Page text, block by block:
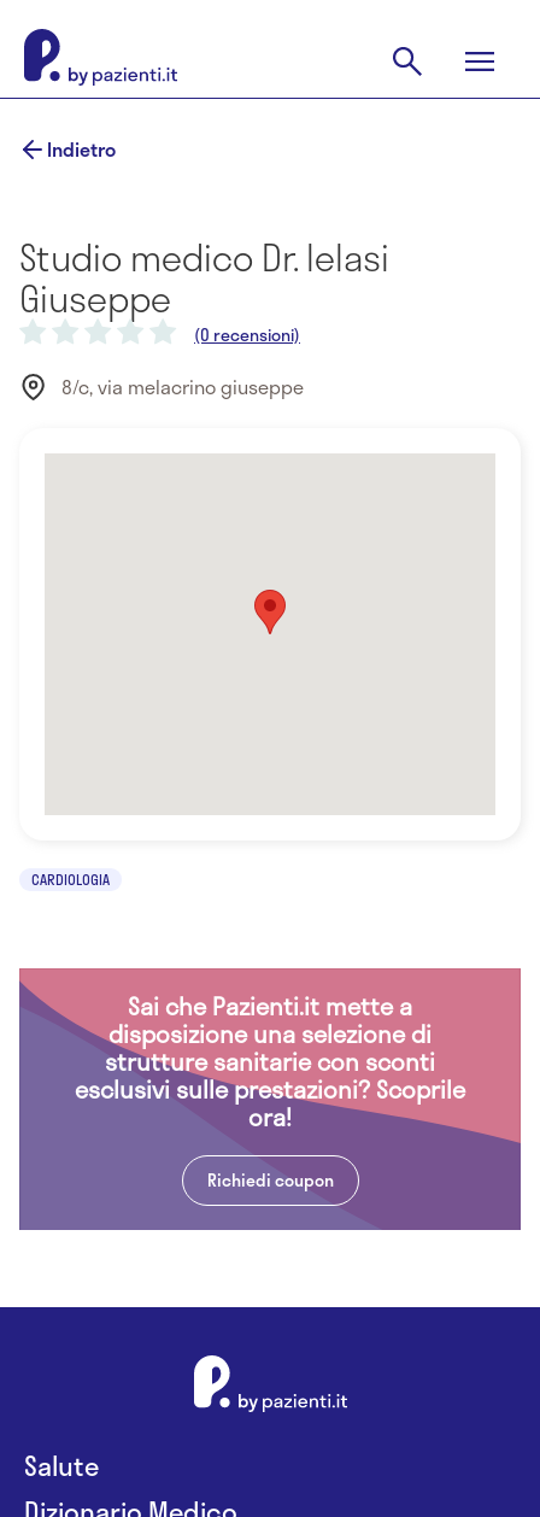
Indietro
Studio medico Dr. Ielasi
Giuseppe
(0 recensioni)
8/c, via melacrino giuseppe
CARDIOLOGIA
Sai che Pazienti.it mette a
disposizione una selezione di
strutture sanitarie con sconti
esclusivi sulle prestazioni? Scoprile
ora!
Richiedi coupon
Salute